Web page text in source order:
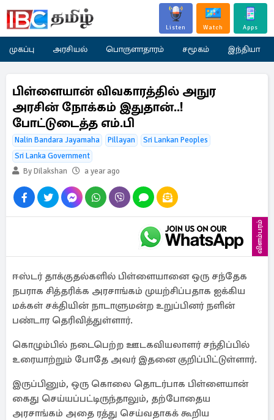
Listen Watch Apps
முகப்பு அரசியல் பொருளாதாரம் சமூகம் இந்தியா
பிள்ளையான் விவகாரத்தில் அநுர
அரசின் நோக்கம் இதுதான்..!
போட்டுடைத்த எம்.பி
Nalin Bandara Jayamaha Pillayan
Sri Lankan Peoples
Sri Lanka Government
By Dilakshan
a year ago
விளம்பரம்
ஈஸ்டர் தாக்குதல்களில் பிள்ளையானை ஒரு சந்தேக
நபராக சித்தரிக்க அரசாங்கம் முயற்சிப்பதாக ஐக்கிய
மக்கள் சக்தியின் நாடாளுமன்ற உறுப்பினர் நளின்
பண்டார தெரிவித்துள்ளார்.
கொழும்பில் நடைபெற்ற ஊடகவியலாளர் சந்திப்பில்
உரையாற்றும் போதே அவர் இதனை குறிப்பிட்டுள்ளார்.
இருப்பினும், ஒரு கொலை தொடர்பாக பிள்ளையான்
கைது செய்யப்பட்டிருந்தாலும், தற்போதைய
அரசாங்கம் அதை ரத்து செய்வதாகக் கூறிய